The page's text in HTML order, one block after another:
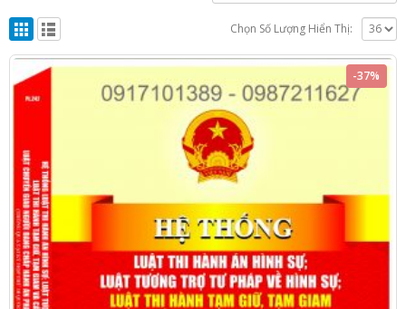
Chọn Số Lượng Hiển Thị:
-37%